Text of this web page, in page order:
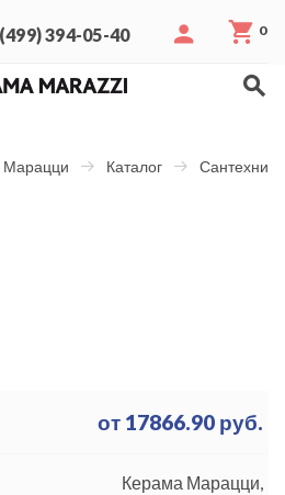
394-05-40 0
Марацци Каталог Сантехника
от 17866.90 руб.
Керама Марацци,